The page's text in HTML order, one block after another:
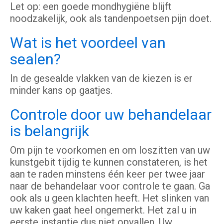
Let op: een goede mondhygiëne blijft
noodzakelijk, ook als tandenpoetsen pijn doet.
Wat is het voordeel van
sealen?
In de gesealde vlakken van de kiezen is er
minder kans op gaatjes.
Controle door uw behandelaar
is belangrijk
Om pijn te voorkomen en om loszitten van uw
kunstgebit tijdig te kunnen constateren, is het
aan te raden minstens één keer per twee jaar
naar de behandelaar voor controle te gaan. Ga
ook als u geen klachten heeft. Het slinken van
uw kaken gaat heel ongemerkt. Het zal u in